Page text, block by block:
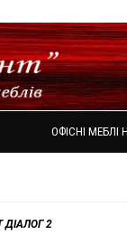
ОФІСНІ МЕБЛІ
ДІАЛОГ 2